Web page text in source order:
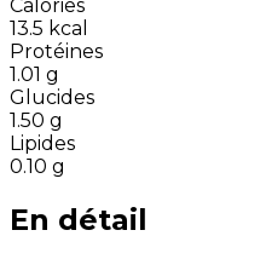
Calories
13.5 kcal
Protéines
1.01 g
Glucides
1.50 g
Lipides
0.10 g
En détail